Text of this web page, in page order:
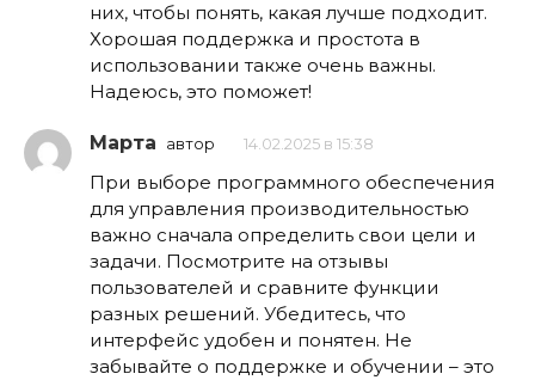
них, чтобы понять, какая лучше подходит.
Хорошая поддержка и простота в
использовании также очень важны.
Надеюсь, это поможет!
Марта автор 14.02.2025 в 15:38
При выборе программного обеспечения
для управления производительностью
важно сначала определить свои цели и
задачи. Посмотрите на отзывы
пользователей и сравните функции
разных решений. Убедитесь, что
интерфейс удобен и понятен. Не
забывайте о поддержке и обучении – это